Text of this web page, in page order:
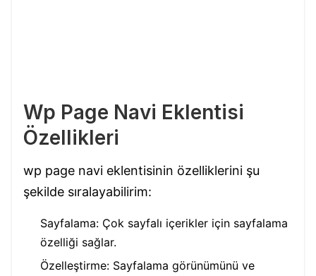
Wp Page Navi Eklentisi
Özellikleri
wp page navi eklentisinin özelliklerini şu
şekilde sıralayabilirim:
Sayfalama: Çok sayfalı içerikler için sayfalama
özelliği sağlar.
Özelleştirme: Sayfalama görünümünü ve